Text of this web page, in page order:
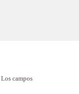
Los campos